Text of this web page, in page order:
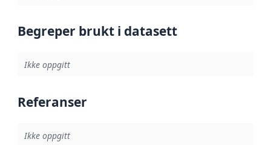
Begreper brukt i datasett
Ikke oppgitt
Referanser
Ikke oppgitt